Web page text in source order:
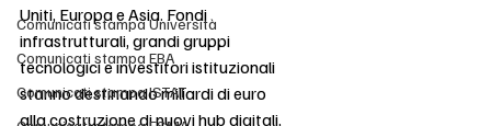
Comunicati stampa Università
Comunicati stampa EBA
Comunicati stampa ISTAT
Uniti, Europa e Asia. Fondi
infrastrutturali, grandi gruppi
tecnologici e investitori istituzionali
stanno destinando miliardi di euro
alla costruzione di nuovi hub digitali,